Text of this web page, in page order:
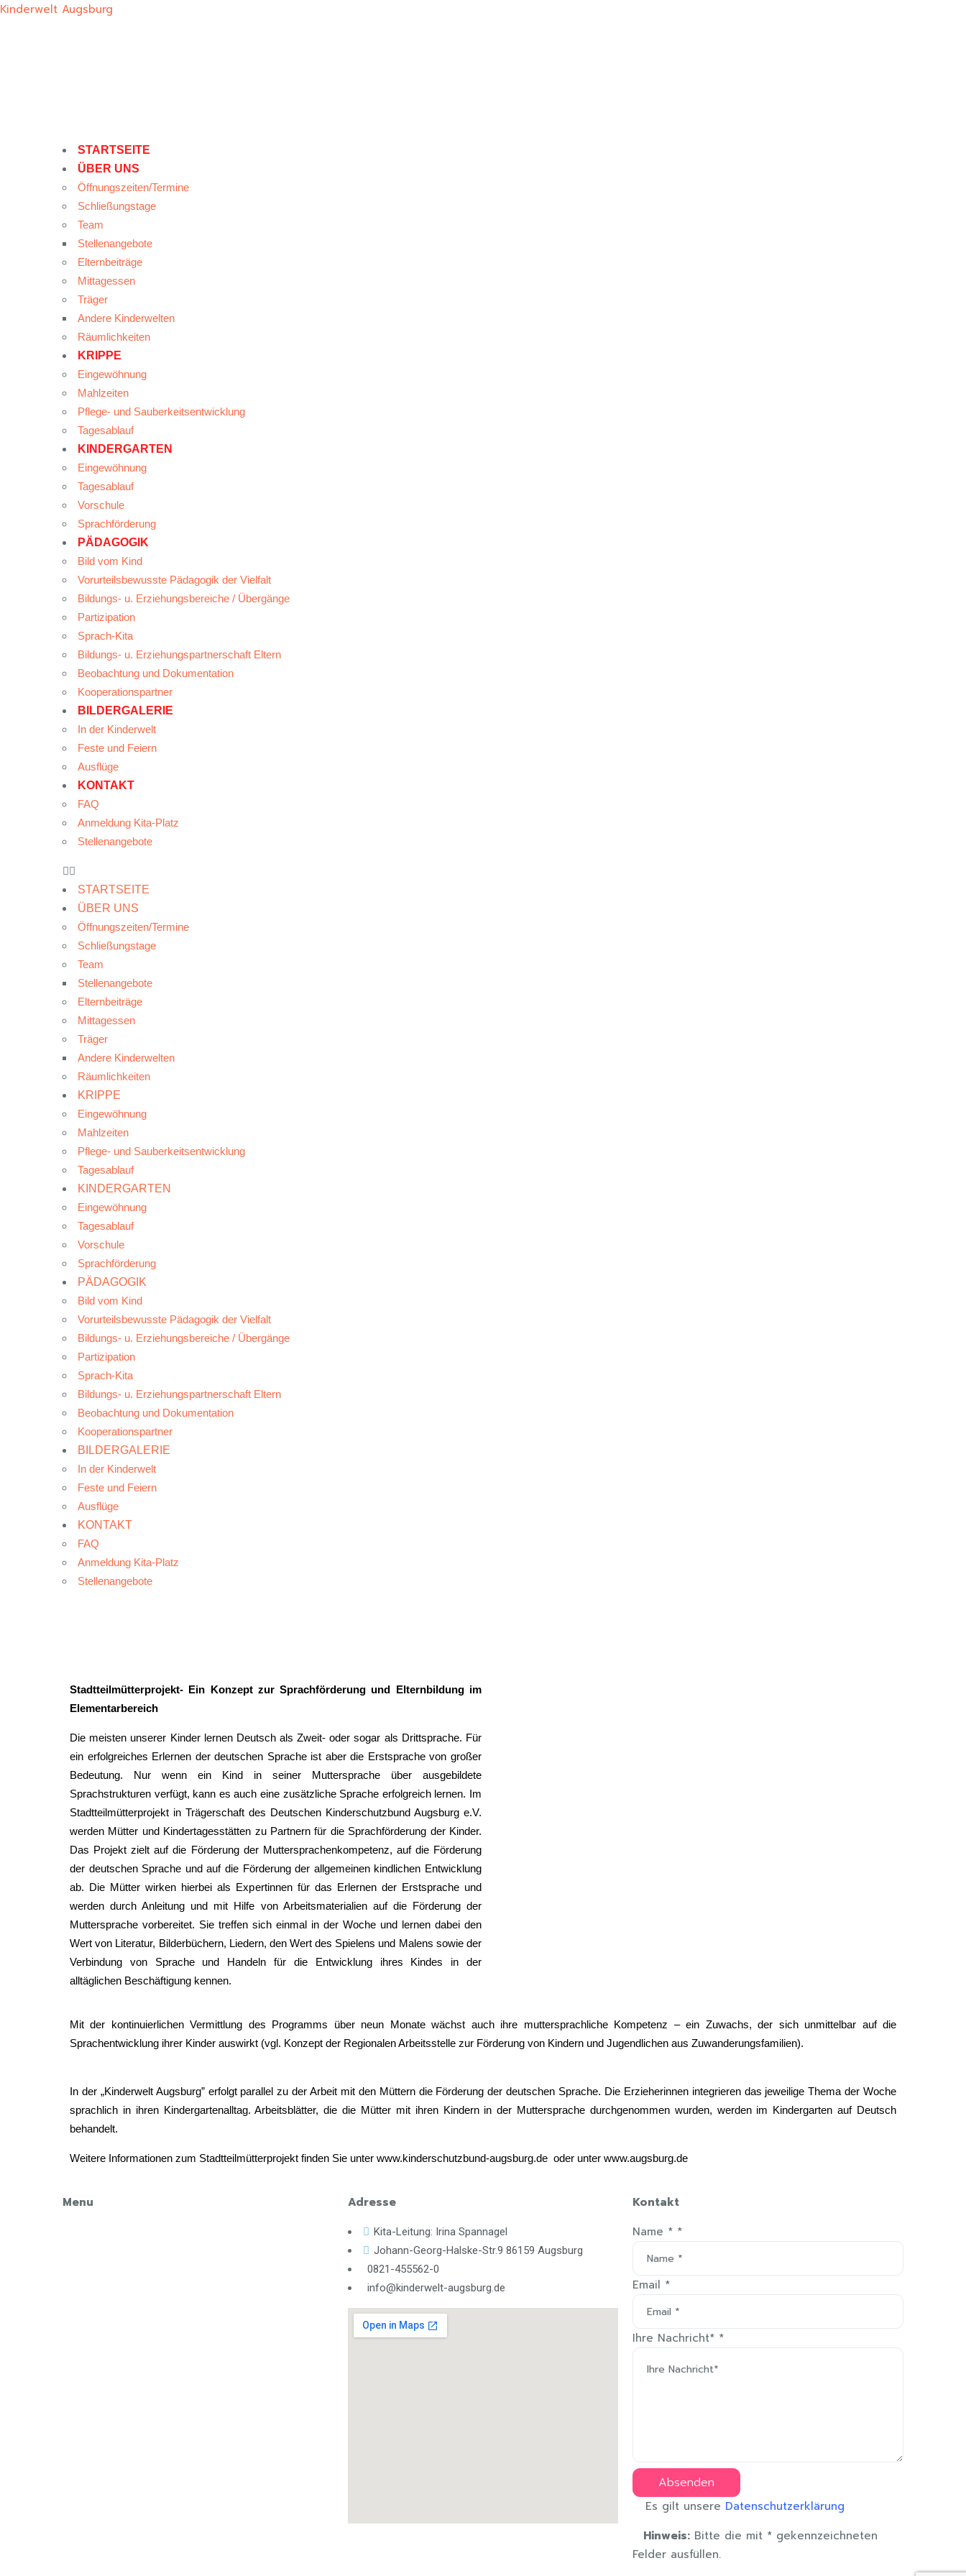
Kinderwelt Augsburg
STARTSEITE
ÜBER UNS
Öffnungszeiten/Termine
Schließungstage
Team
Stellenangebote
Elternbeiträge
Mittagessen
Träger
Andere Kinderwelten
Räumlichkeiten
KRIPPE
Eingewöhnung
Mahlzeiten
Pflege- und Sauberkeitsentwicklung
Tagesablauf
KINDERGARTEN
Eingewöhnung
Tagesablauf
Vorschule
Sprachförderung
PÄDAGOGIK
Bild vom Kind
Vorurteilsbewusste Pädagogik der Vielfalt
Bildungs- u. Erziehungsbereiche / Übergänge
Partizipation
Sprach-Kita
Bildungs- u. Erziehungspartnerschaft Eltern
Beobachtung und Dokumentation
Kooperationspartner
BILDERGALERIE
In der Kinderwelt
Feste und Feiern
Ausflüge
KONTAKT
FAQ
Anmeldung Kita-Platz
Stellenangebote
STARTSEITE
ÜBER UNS
Öffnungszeiten/Termine
Schließungstage
Team
Stellenangebote
Elternbeiträge
Mittagessen
Träger
Andere Kinderwelten
Räumlichkeiten
KRIPPE
Eingewöhnung
Mahlzeiten
Pflege- und Sauberkeitsentwicklung
Tagesablauf
KINDERGARTEN
Eingewöhnung
Tagesablauf
Vorschule
Sprachförderung
PÄDAGOGIK
Bild vom Kind
Vorurteilsbewusste Pädagogik der Vielfalt
Bildungs- u. Erziehungsbereiche / Übergänge
Partizipation
Sprach-Kita
Bildungs- u. Erziehungspartnerschaft Eltern
Beobachtung und Dokumentation
Kooperationspartner
BILDERGALERIE
In der Kinderwelt
Feste und Feiern
Ausflüge
KONTAKT
FAQ
Anmeldung Kita-Platz
Stellenangebote
Stadtteilmütterprojekt- Ein Konzept zur Sprachförderung und Elternbildung im
Elementarbereich
Die meisten unserer Kinder lernen Deutsch als Zweit- oder sogar als Drittsprache. Für
ein erfolgreiches Erlernen der deutschen Sprache ist aber die Erstsprache von großer
Bedeutung. Nur wenn ein Kind in seiner Muttersprache über ausgebildete
Sprachstrukturen verfügt, kann es auch eine zusätzliche Sprache erfolgreich lernen. Im
Stadtteilmütterprojekt in Trägerschaft des Deutschen Kinderschutzbund Augsburg e.V.
werden Mütter und Kindertagesstätten zu Partnern für die Sprachförderung der Kinder.
Das Projekt zielt auf die Förderung der Muttersprachenkompetenz, auf die Förderung
der deutschen Sprache und auf die Förderung der allgemeinen kindlichen Entwicklung
ab. Die Mütter wirken hierbei als Expertinnen für das Erlernen der Erstsprache und
werden durch Anleitung und mit Hilfe von Arbeitsmaterialien auf die Förderung der
Muttersprache vorbereitet. Sie treffen sich einmal in der Woche und lernen dabei den
Wert von Literatur, Bilderbüchern, Liedern, den Wert des Spielens und Malens sowie der
Verbindung von Sprache und Handeln für die Entwicklung ihres Kindes in der
alltäglichen Beschäftigung kennen.
Mit der kontinuierlichen Vermittlung des Programms über neun Monate wächst auch ihre muttersprachliche Kompetenz – ein Zuwachs, der sich unmittelbar auf die
Sprachentwicklung ihrer Kinder auswirkt (vgl. Konzept der Regionalen Arbeitsstelle zur Förderung von Kindern und Jugendlichen aus Zuwanderungsfamilien).
In der „Kinderwelt Augsburg” erfolgt parallel zu der Arbeit mit den Müttern die Förderung der deutschen Sprache. Die Erzieherinnen integrieren das jeweilige Thema der Woche
sprachlich in ihren Kindergartenalltag. Arbeitsblätter, die die Mütter mit ihren Kindern in der Muttersprache durchgenommen wurden, werden im Kindergarten auf Deutsch
behandelt.
Weitere Informationen zum Stadtteilmütterprojekt finden Sie unter www.kinderschutzbund-augsburg.de oder unter www.augsburg.de
Menu
Adresse
Kita-Leitung: Irina Spannagel
Johann-Georg-Halske-Str.9 86159 Augsburg
0821-455562-0
info@kinderwelt-augsburg.de
Kontakt
Name * *
Email *
Ihre Nachricht* *
Absenden
Es gilt unsere Datenschutzerklärung
Hinweis: Bitte die mit * gekennzeichneten
Felder ausfüllen.